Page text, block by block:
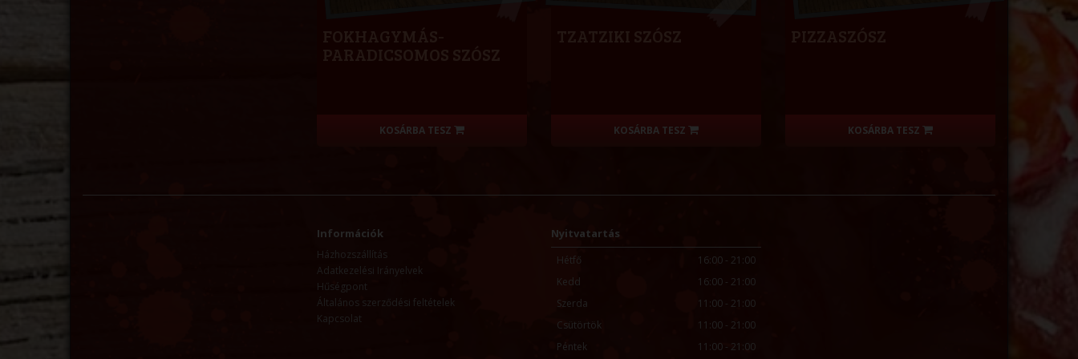
KOSÁRBA TESZ KOSÁRBA TESZ KOSÁRBA TESZ
Információk
Házhozszállítás
Adatkezelési Irányelvek
Hűségpont
Általános szerződési feltételek
Kapcsolat
Nyitvatartás
Hétfő
Kedd
Szerda
Csütörtök
Péntek
16:00 - 21:00
16:00 - 21:00
11:00 - 21:00
11:00 - 21:00
11:00 - 21:00